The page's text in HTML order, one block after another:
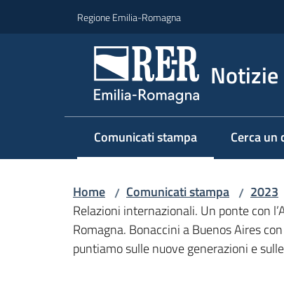
Regione Emilia-Romagna
Notizie
Comunicati stampa
Menu selezionato Cerca un
Home / Comunicati stampa / 2023
Relazioni internazionali. Un ponte con
Romagna. Bonaccini a Buenos Aires
puntiamo sulle nuove generazioni e